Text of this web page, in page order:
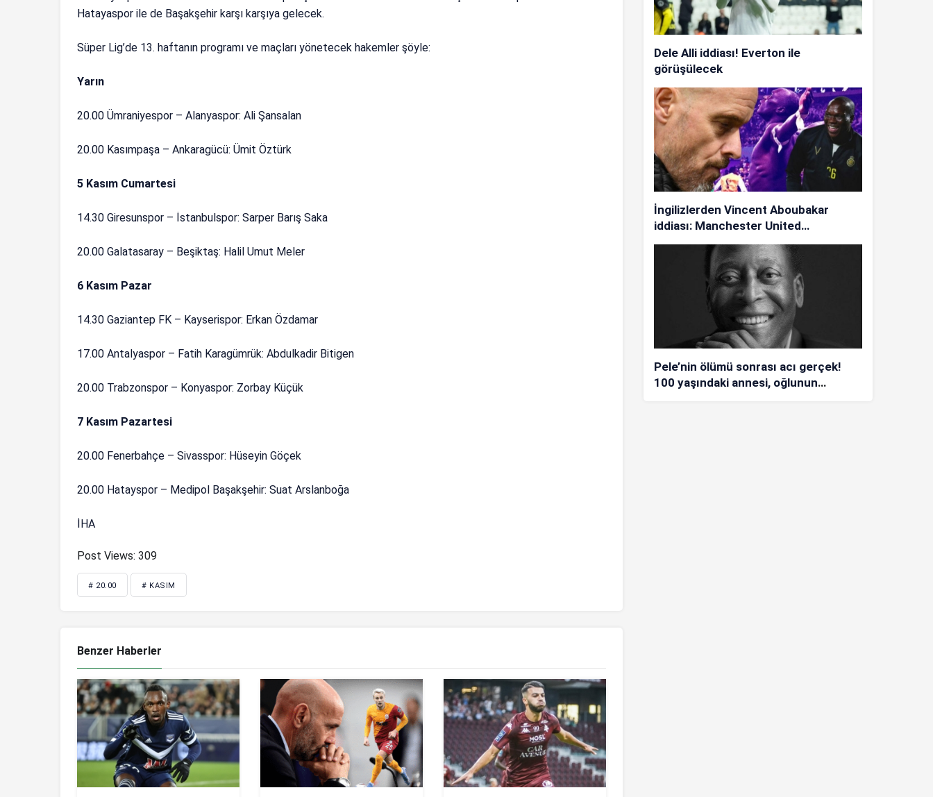
Hatayaspor ile de Başakşehir karşı karşıya gelecek.
Süper Lig’de 13. haftanın programı ve maçları yönetecek hakemler şöyle:
Yarın
20.00 Ümraniyespor – Alanyaspor: Ali Şansalan
20.00 Kasımpaşa – Ankaragücü: Ümit Öztürk
5 Kasım Cumartesi
14.30 Giresunspor – İstanbulspor: Sarper Barış Saka
20.00 Galatasaray – Beşiktaş: Halil Umut Meler
6 Kasım Pazar
14.30 Gaziantep FK – Kayserispor: Erkan Özdamar
17.00 Antalyaspor – Fatih Karagümrük: Abdulkadir Bitigen
20.00 Trabzonspor – Konyaspor: Zorbay Küçük
7 Kasım Pazartesi
20.00 Fenerbahçe – Sivasspor: Hüseyin Göçek
20.00 Hatayspor – Medipol Başakşehir: Suat Arslanboğa
İHA
Post Views: 309
# 20.00 # KASIM
Benzer Haberler
Dele Alli iddiası! Everton ile
görüşülecek
İngilizlerden Vincent Aboubakar
iddiası: Manchester United…
Pele’nin ölümü sonrası acı gerçek!
100 yaşındaki annesi, oğlunun